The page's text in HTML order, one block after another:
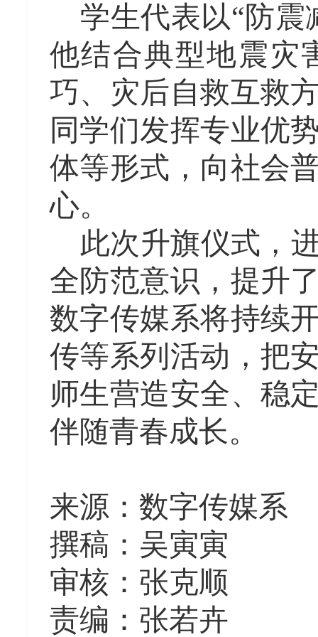
学生代表以“防震
他结合典型地震灾
巧、灾后自救互救
同学们发挥专业优
体等形式，向社会
心。
此次升旗仪式，
全防范意识，提升
数字传媒系将持续
传等系列活动，把
师生营造安全、稳
伴随青春成长。
来源 ： 数字传媒系
撰稿： 吴寅寅
审核： 张克顺
责编：张若卉